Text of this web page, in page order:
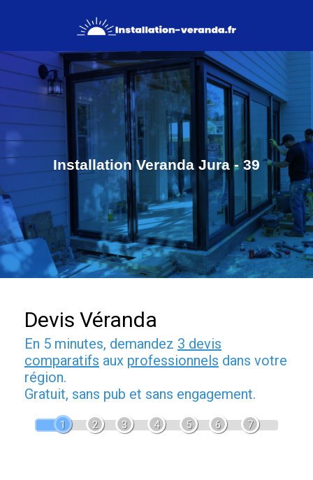
Installation Veranda Jura - 39
Devis Véranda
En 5 minutes, demandez 3 devis
comparatifs aux professionnels dans votre
région.
Gratuit, sans pub et sans engagement.
1 2 3 4 5 6 7